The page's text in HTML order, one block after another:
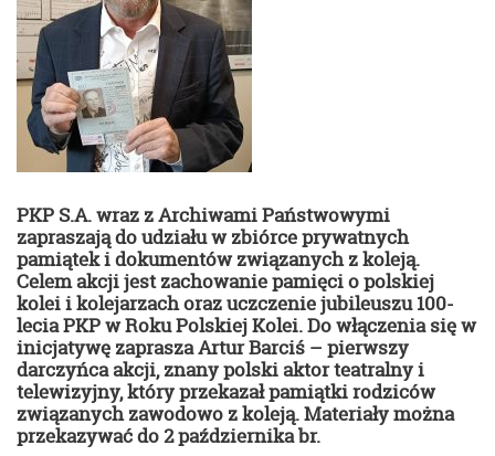
PKP S.A. wraz z Archiwami Państwowymi
zapraszają do udziału w zbiórce prywatnych
pamiątek i dokumentów związanych z koleją.
Celem akcji jest zachowanie pamięci o polskiej
kolei i kolejarzach oraz uczczenie jubileuszu 100-
lecia PKP w Roku Polskiej Kolei. Do włączenia się w
inicjatywę zaprasza Artur Barciś – pierwszy
darczyńca akcji, znany polski aktor teatralny i
telewizyjny, który przekazał pamiątki rodziców
związanych zawodowo z koleją. Materiały można
przekazywać do 2 października br.